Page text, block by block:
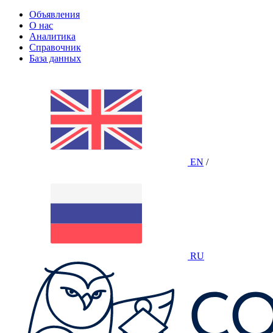
Объявления
О нас
Аналитика
Справочник
База данных
EN /
RU